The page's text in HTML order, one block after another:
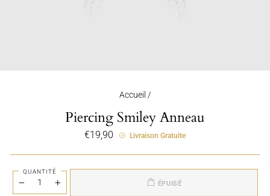
Accueil /
Piercing Smiley Anneau
€19,90
PrixLivraison Gratuite
QUANTITÉ
+
ÉPUISÉ